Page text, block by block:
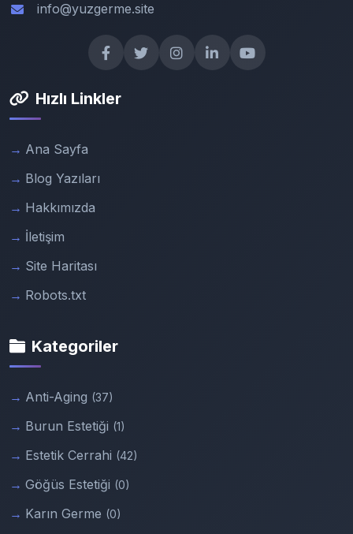
info@yuzgerme.site
Hızlı Linkler
Ana Sayfa
Blog Yazıları
Hakkımızda
İletişim
Site Haritası
Robots.txt
Kategoriler
Anti-Aging (37)
Burun Estetiği (1)
Estetik Cerrahi (42)
Göğüs Estetiği (0)
Karın Germe (0)